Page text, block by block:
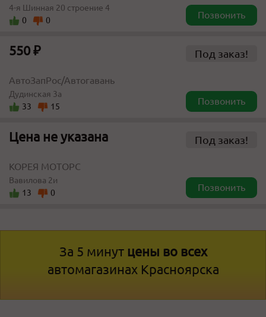
4-я Шинная 20 строение 4
0
0 Позвонить
550 ₽ Под заказ!
АвтоЗапРос/Автогавань
Дудинская 3а
33
15 Позвонить
Цена не указана Под заказ!
КОРЕЯ МОТОРС
Вавилова 2и
13
0 Позвонить
За 5 минут цены во всех
автомагазинах Красноярска